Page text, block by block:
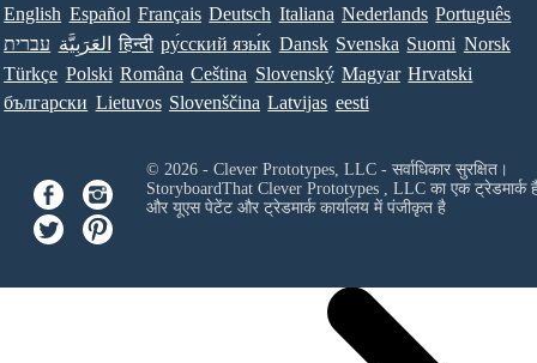
English Español Français Deutsch Italiana Nederlands Português
עברית العَرَبِيَّة हिन्दी ру́сский язы́к Dansk Svenska Suomi Norsk
Türkçe Polski Româna Ceština Slovenský Magyar Hrvatski
български Lietuvos Slovenščina Latvijas eesti
© 2026 - Clever Prototypes, LLC - सर्वाधिकार सुरक्षित।
StoryboardThat Clever Prototypes , LLCका एक ट्रेडमार्क
और यूएस पेटेंट और ट्रेडमार्क कार्यालय में पंजीकृत है